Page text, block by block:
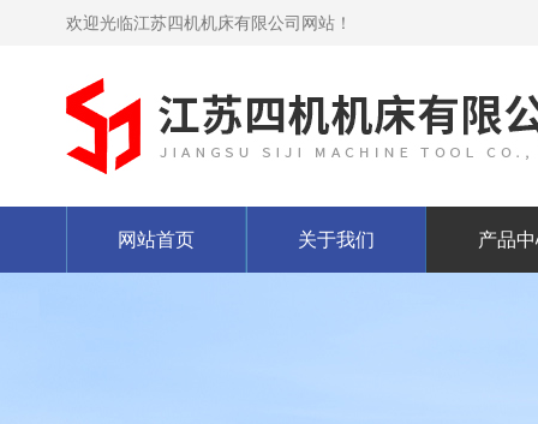
欢迎光临江苏四机机床有限公司网站！
网站首页 关于我们 产品